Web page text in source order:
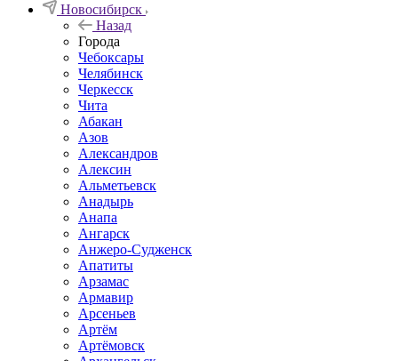
Новосибирск
Назад
Города
Чебоксары
Челябинск
Черкесск
Чита
Абакан
Азов
Александров
Алексин
Альметьевск
Анадырь
Анапа
Ангарск
Анжеро-Судженск
Апатиты
Арзамас
Армавир
Арсеньев
Артём
Артёмовск